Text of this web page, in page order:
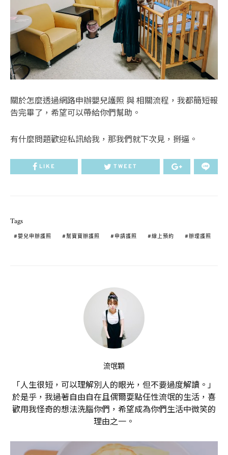
關於怎麼透過網路申辦嬰兒護照 與 相關流程，我都簡短報
告完畢了，希望可以帶給你們幫助。
有什麼問題歡迎私訊給我，那我們就下次見，掰逼。
LIKE TWEET
Tags
嬰兒申辦護照 幫寶寶辦護照 申請護照 線上預約 辦理護照
流氓顆
「人生很短，可以理解別人的眼光，但不要過度解讀。」
於是乎，我過著自由自在且偶爾耍點任性流氓的生活，喜
歡用我怪奇的想法洗腦你們，希望成為你們生活中微笑的
理由之一。